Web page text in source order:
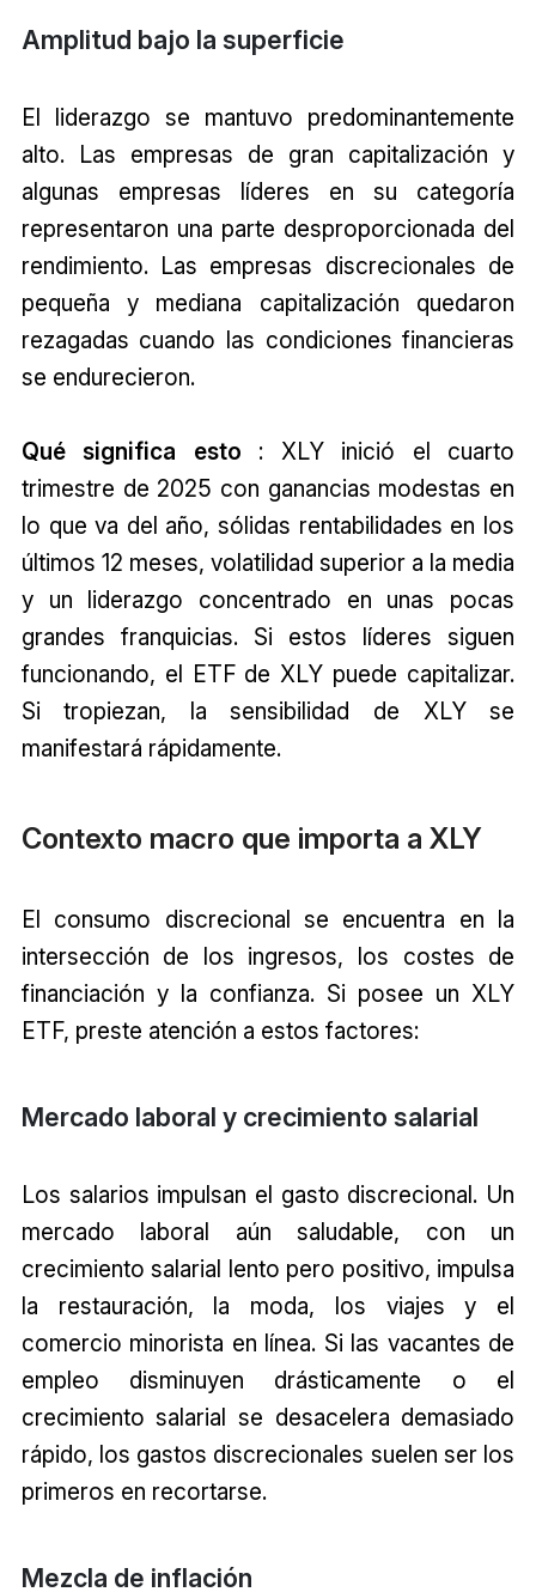
Amplitud bajo la superficie
El liderazgo se mantuvo predominantemente
alto. Las empresas de gran capitalización y
algunas empresas líderes en su categoría
representaron una parte desproporcionada del
rendimiento. Las empresas discrecionales de
pequeña y mediana capitalización quedaron
rezagadas cuando las condiciones financieras
se endurecieron.
Qué significa esto : XLY inició el cuarto
trimestre de 2025 con ganancias modestas en
lo que va del año, sólidas rentabilidades en los
últimos 12 meses, volatilidad superior a la media
y un liderazgo concentrado en unas pocas
grandes franquicias. Si estos líderes siguen
funcionando, el ETF de XLY puede capitalizar.
Si tropiezan, la sensibilidad de XLY se
manifestará rápidamente.
Contexto macro que importa a XLY
El consumo discrecional se encuentra en la
intersección de los ingresos, los costes de
financiación y la confianza. Si posee un XLY
ETF, preste atención a estos factores:
Mercado laboral y crecimiento salarial
Los salarios impulsan el gasto discrecional. Un
mercado laboral aún saludable, con un
crecimiento salarial lento pero positivo, impulsa
la restauración, la moda, los viajes y el
comercio minorista en línea. Si las vacantes de
empleo disminuyen drásticamente o el
crecimiento salarial se desacelera demasiado
rápido, los gastos discrecionales suelen ser los
primeros en recortarse.
Mezcla de inflación